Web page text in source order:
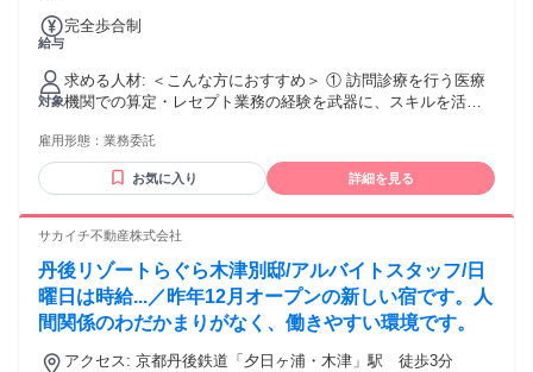
給与
完全歩合制
対象
求める人材: ＜こんな方におすすめ＞ ① 訪問診療を行う医療
機関での算定・レセプト業務の経験を武器に、スキルを活か
と、専門性を活かした働き方が可能です） ② 訪問診療を行う
医療機関での算定・レセプト経験を活かし、完全リモート環
境での転職を検討している方 （業務委託から正社員登用の実
た評価のもとで働きたい方 【必須】 ・訪問診療・在宅医療ク
使用経験 【歓迎要件】 ・在宅医療の点数体系（在医総管・施
設総管・在宅療養指導管理料など）への理解 ・複数クリニッ
クでの算定経験 ・リモートワーク・業務委託での就業経験
雇用形態： 業務委託
お気に入り 詳細を見る
サカイチ不動産株式会社
丹後リゾートらぐら木津別邸/アルバイトスタッフ/日
曜日は時給...／昨年12月オープンの新しい宿です。人
間関係のわだかまりがなく、働きやすい環境です。
アクセス: 京都丹後鉄道「夕日ヶ浦・木津」駅 徒歩3分